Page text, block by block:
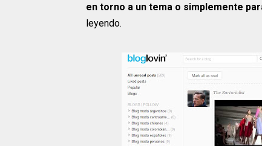
en torno a un tema o simplemente
leyendo.